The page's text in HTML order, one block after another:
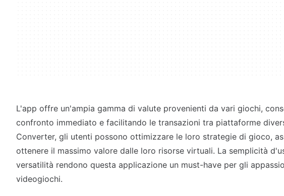
L'app offre un'ampia gamma di valute provenienti da vari giochi,
confronto immediato e facilitando le transazioni tra piattaforme
Converter, gli utenti possono ottimizzare le loro strategie di gioco,
ottenere il massimo valore dalle loro risorse virtuali. La semplicità
versatilità rendono questa applicazione un must-have per gli
videogiochi.